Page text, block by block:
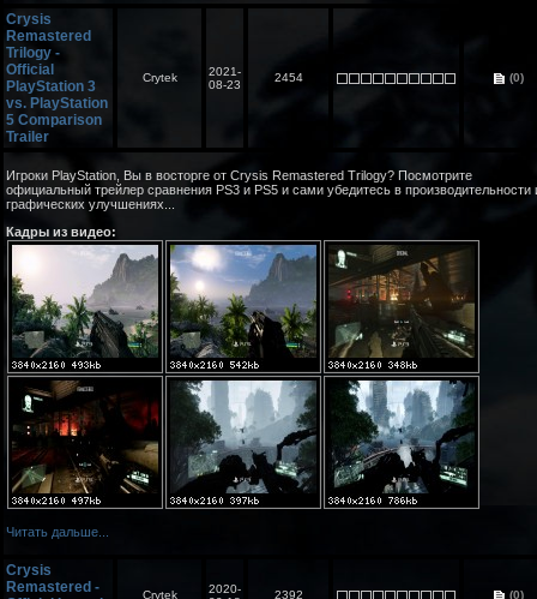
Crysis
Remastered
Trilogy -
Official
PlayStation 3
vs. PlayStation
5 Comparison
Trailer
Crytek
2021-
08-23
2454 (0)
Игроки PlayStation, Вы в восторге от Crysis Remastered Trilogy? Посмотрите
официальный трейлер сравнения PS3 и PS5 и сами убедитесь в производительности
графических улучшениях...
Кадры из видео:
Читать дальше...
Crysis
Remastered -
Crytek
2020-
2392 (0)